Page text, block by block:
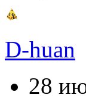
D-huan
28